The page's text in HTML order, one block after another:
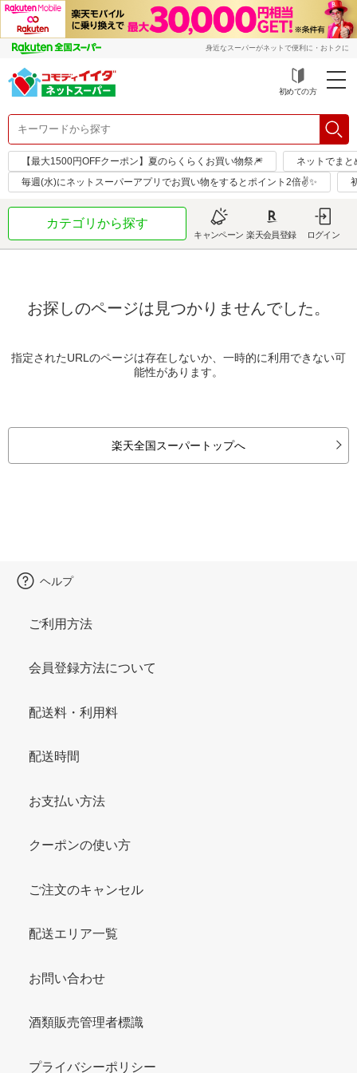
身近なスーパーがネットで便利に・おトクに
初めての方
【最大1500円OFFクーポン】夏のらくらくお買い物祭🎆
ネットでまと
毎週(水)にネットスーパーアプリでお買い物をするとポイント2倍✌✨
カテゴリから探す
キャンペーン 楽天会員登録 ログイン
お探しのページは見つかりませんでした。
指定されたURLのページは存在しないか、一時的に利用できない可
能性があります。
楽天全国スーパートップへ
ヘルプ
ご利用方法
会員登録方法について
配送料・利用料
配送時間
お支払い方法
クーポンの使い方
ご注文のキャンセル
配送エリア一覧
お問い合わせ
酒類販売管理者標識
プライバシーポリシー